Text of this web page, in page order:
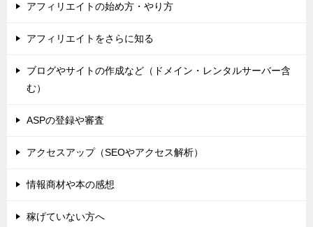
アフィリエイトの始め方・やり方
アフィリエイトをさらに知る
ブログやサイトの作成など（ドメイン・レンタルサーバー含
む）
ASPの登録や審査
アクセスアップ（SEOやアクセス解析）
情報商材や本の感想
稼げていない方へ